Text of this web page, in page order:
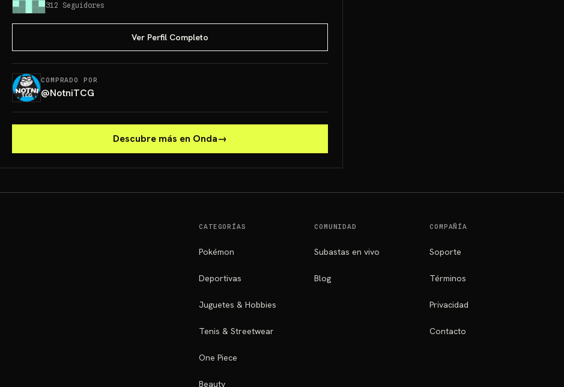
312 Seguidores
Ver Perfil Completo
COMPRADO POR
@NotniTCG
Descubre más en Onda→
CATEGORÍAS
Pokémon
Deportivas
Juguetes & Hobbies
Tenis & Streetwear
One Piece
Beauty
COMUNIDAD
Subastas en vivo
Blog
COMPAÑÍA
Soporte
Términos
Privacidad
Contacto